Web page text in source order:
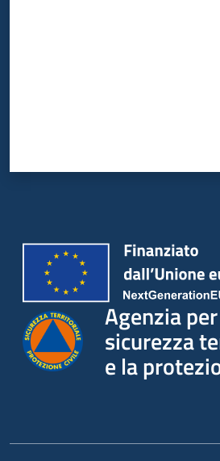
Agenzia
sicurezza
e la